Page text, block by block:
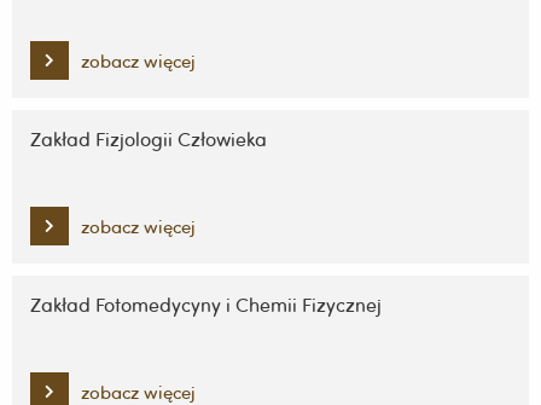
zobacz więcej
Zakład Fizjologii Człowieka
zobacz więcej
Zakład Fotomedycyny i Chemii Fizycznej
zobacz więcej